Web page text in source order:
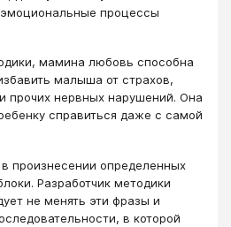
процессы
мамина любовь способна
малыша от страхов,
прочих нервных нарушений. Она
справиться даже с самой
произнесении определенных
Разработчик методики
не менять эти фразы и
в которой